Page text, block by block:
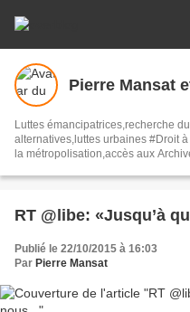
Pierre Mansat
Luttes émancipatrices,recherche
alternatives,luttes urbaines #Droit
la métropolisation,accès aux
#Audin>bénevole Secours
RT @libe: «Jusqu’à
Publié le 22/10/2015 à 16:03
Par Pierre Mansat